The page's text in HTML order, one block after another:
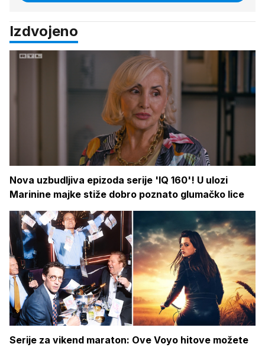
Izdvojeno
Nova uzbudljiva epizoda serije 'IQ 160'! U ulozi
Marinine majke stiže dobro poznato glumačko lice
Serije za vikend maraton: Ove Voyo hitove možete